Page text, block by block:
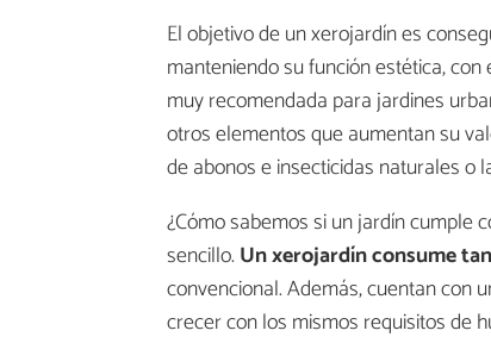
El objetivo de un xerojardín es
manteniendo su función estética,
muy recomendada para jardines
otros elementos que aumentan su
de abonos e insecticidas naturales o
¿Cómo sabemos si un jardín cumple
sencillo. Un xerojardín consume
convencional. Además, cuentan con
crecer con los mismos requisitos de